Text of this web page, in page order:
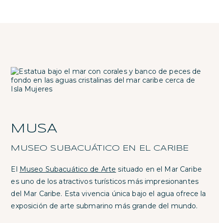
MUSA
MUSEO SUBACUÁTICO EN EL CARIBE
El Museo Subacuático de Arte situado en el Mar Caribe
es uno de los atractivos turísticos más impresionantes
del Mar Caribe. Esta vivencia única bajo el agua ofrece la
exposición de arte submarino más grande del mundo.